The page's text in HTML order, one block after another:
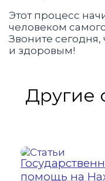
Этот процесс
человеком
Звоните сегодня,
и здоровым!
Другие
помощь на